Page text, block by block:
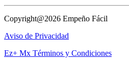
Copyright@2026 Empeño Fácil
Aviso de Privacidad
Ez+ Mx Términos y Condiciones